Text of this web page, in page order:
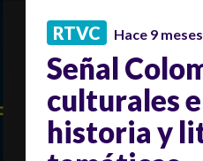
RTVC Hace 9 meses
Señal
culturales
historia y